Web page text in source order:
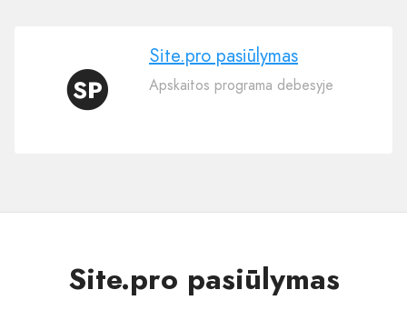
Site.pro
Site.pro pasiūlymas
Apskaitos programa debesyje
Site.pro pasiūlymas